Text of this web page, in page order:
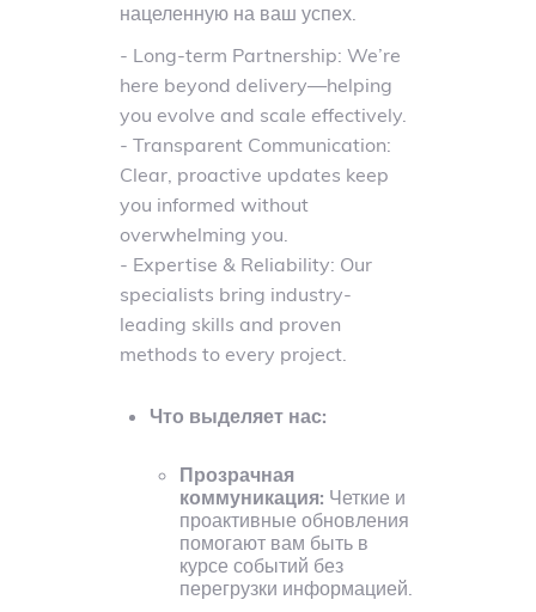
Формирование
команды и
выполнение
проекта.
Мы создаем
адаптированную под
потребности,
включая опытных
разработчиков и
квалифицированных
менеджеров
нацеленную на ваш успех.
- Long-term Partnership: We’re
here beyond delivery—helping
you evolve and scale effectively.
- Transparent Communication:
Clear, proactive updates keep
you informed without
overwhelming you.
- Expertise & Reliability: Our
specialists bring industry-
leading skills and proven
methods to every project.
Что выделяет нас:
Прозрачная
коммуникация: Четкие и
проактивные обновления
помогают вам быть в
курсе событий без
перегрузки информацией.